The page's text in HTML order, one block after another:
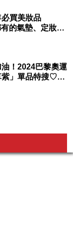
買美妝品
的氣墊、定妝噴
找到最值得入手
！2024巴黎奧運
紫」單品特搜♡讓
充滿奧運氛圍～